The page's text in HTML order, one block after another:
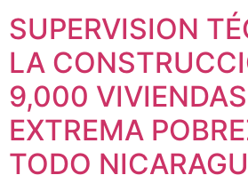
SUPERVISION
LA
9,000
EXTREMA
TODO